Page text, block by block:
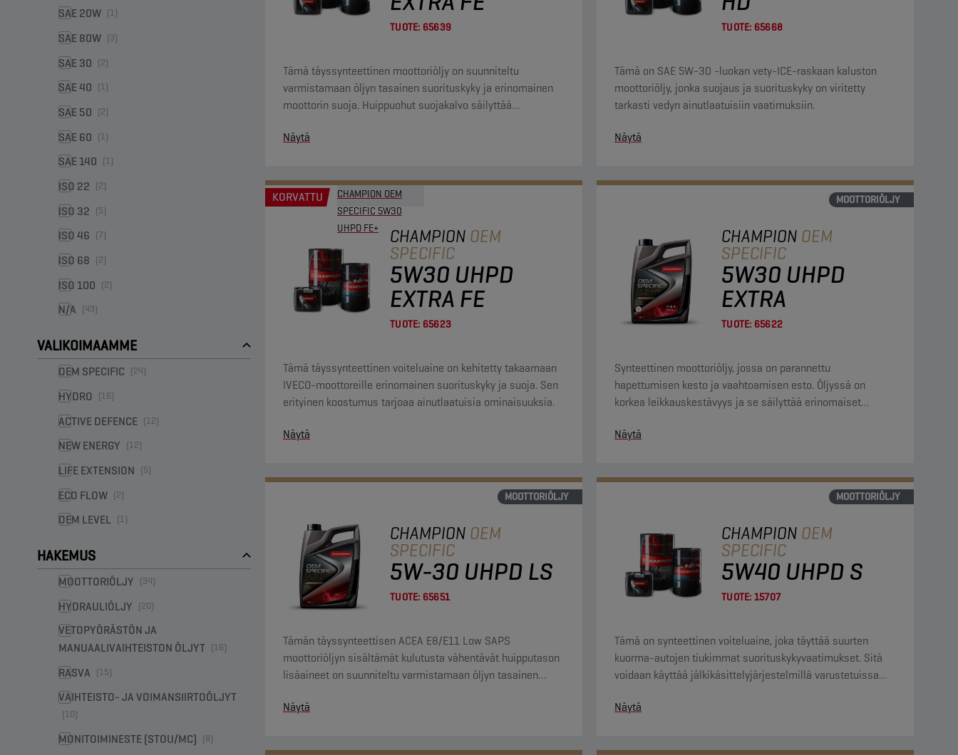
SAE 20W (1)
SAE 80W (3)
SAE 30 (2)
SAE 40 (1)
SAE 50 (2)
SAE 60 (1)
SAE 140 (1)
ISO 22 (2)
ISO 32 (5)
ISO 46 (7)
ISO 68 (2)
ISO 100 (2)
N/A (43)
VALIKOIMAAMME
OEM SPECIFIC (24)
HYDRO (16)
ACTIVE DEFENCE (12)
NEW ENERGY (12)
LIFE EXTENSION (5)
ECO FLOW (2)
OEM LEVEL (1)
HAKEMUS
MOOTTORIÖLJY (34)
HYDRAULIÖLJY (20)
VETOPYÖRÄSTÖN JA
MANUAALIVAIHTEISTON ÖLJYT (16)
RASVA (15)
VAIHTEISTO- JA VOIMANSIIRTOÖLJYT
(10)
MONITOIMINESTE (STOU/MC) (8)
TUOTE: 65639
Tämä täyssynteettinen moottoriöljy on suunniteltu
varmistamaan öljyn tasainen suorituskyky ja erinomainen
moottorin suoja. Huippuohut suojakalvo säilyttää
alueella.
Näytä
TUOTE: 65668
Tämä on SAE 5W-30 -luokan vety-ICE-raskaan kaluston
moottoriöljy, jonka suojaus ja suorituskyky on viritetty
tarkasti vedyn ainutlaatuisiin vaatimuksiin.
Näytä
KORVATTU
CHAMPION OEM
SPECIFIC 5W30
UHPD FE+
CHAMPION OEM
SPECIFIC
5W30 UHPD
EXTRA FE
TUOTE: 65623
Tämä täyssynteettinen voiteluaine on kehitetty takaamaan
IVECO-moottoreille erinomainen suorituskyky ja suoja. Sen
erityinen koostumus tarjoaa ainutlaatuisia ominaisuuksia.
Näytä
MOOTTORIÖLJY
CHAMPION OEM
SPECIFIC
5W30 UHPD
EXTRA
TUOTE: 65622
Synteettinen moottoriöljy, jossa on parannettu
hapettumisen kesto ja vaahtoamisen esto. Öljyssä on
korkea leikkauskestävyys ja se säilyttää erinomaiset
Näytä
MOOTTORIÖLJY
CHAMPION OEM
SPECIFIC
5W-30 UHPD LS
TUOTE: 65651
Tämän täyssynteettisen ACEA E8/E11 Low SAPS
moottoriöljyn sisältämät kulutusta vähentävät huipputason
lisäaineet on suunniteltu varmistamaan öljyn tasainen
ansiosta öljynvaihtovälejä voidaan pidentää moottorin
Näytä
MOOTTORIÖLJY
CHAMPION OEM
SPECIFIC
5W40 UHPD S
TUOTE: 15707
Tämä on synteettinen voiteluaine, joka täyttää suurten
kuorma-autojen tiukimmat suorituskykyvaatimukset. Sitä
voidaan käyttää jälkikäsittelyjärjestelmillä varustetuissa
Näytä